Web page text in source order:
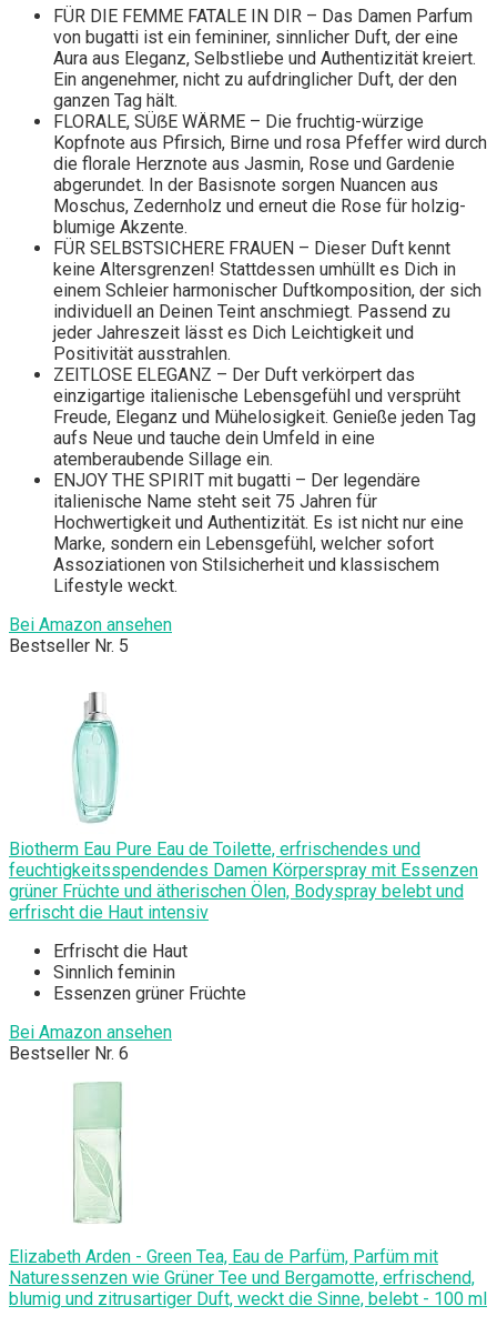
FÜR DIE FEMME FATALE IN DIR – Das Damen Parfum
von bugatti ist ein femininer, sinnlicher Duft, der eine
Aura aus Eleganz, Selbstliebe und Authentizität kreiert.
Ein angenehmer, nicht zu aufdringlicher Duft, der den
ganzen Tag hält.
FLORALE, SÜẞE WÄRME – Die fruchtig-würzige
Kopfnote aus Pfirsich, Birne und rosa Pfeffer wird durch
die florale Herznote aus Jasmin, Rose und Gardenie
abgerundet. In der Basisnote sorgen Nuancen aus
Moschus, Zedernholz und erneut die Rose für holzig-
blumige Akzente.
FÜR SELBSTSICHERE FRAUEN – Dieser Duft kennt
keine Altersgrenzen! Stattdessen umhüllt es Dich in
einem Schleier harmonischer Duftkomposition, der sich
individuell an Deinen Teint anschmiegt. Passend zu
jeder Jahreszeit lässt es Dich Leichtigkeit und
Positivität ausstrahlen.
ZEITLOSE ELEGANZ – Der Duft verkörpert das
einzigartige italienische Lebensgefühl und versprüht
Freude, Eleganz und Mühelosigkeit. Genieße jeden Tag
aufs Neue und tauche dein Umfeld in eine
atemberaubende Sillage ein.
ENJOY THE SPIRIT mit bugatti – Der legendäre
italienische Name steht seit 75 Jahren für
Hochwertigkeit und Authentizität. Es ist nicht nur eine
Marke, sondern ein Lebensgefühl, welcher sofort
Assoziationen von Stilsicherheit und klassischem
Lifestyle weckt.
Bei Amazon ansehen
Bestseller Nr. 5
Biotherm Eau Pure Eau de Toilette, erfrischendes und
feuchtigkeitsspendendes Damen Körperspray mit Essenzen
grüner Früchte und ätherischen Ölen, Bodyspray belebt und
erfrischt die Haut intensiv
Erfrischt die Haut
Sinnlich feminin
Essenzen grüner Früchte
Bei Amazon ansehen
Bestseller Nr. 6
Elizabeth Arden - Green Tea, Eau de Parfüm, Parfüm mit
Naturessenzen wie Grüner Tee und Bergamotte, erfrischend,
blumig und zitrusartiger Duft, weckt die Sinne, belebt - 100 ml